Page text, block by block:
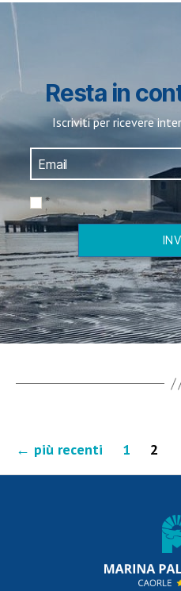
Resta in
Iscriviti per ricevere
*
Paginazione
degli
← più recenti 1 2